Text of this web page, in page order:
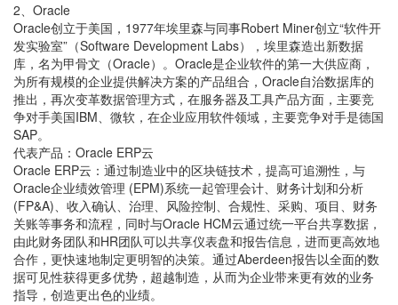
2、Oracle
Oracle创立于美国，1977年埃里森与同事Robert Miner创立“软件开
发实验室”（Software Development Labs），埃里森造出新数据
库，名为甲骨文（Oracle）。Oracle是企业软件的第一大供应商，
为所有规模的企业提供解决方案的产品组合，Oracle自治数据库的
推出，再次变革数据管理方式，在服务器及工具产品方面，主要竞
争对手美国IBM、微软，在企业应用软件领域，主要竞争对手是德国
SAP。
代表产品：Oracle ERP云
Oracle ERP云：通过制造业中的区块链技术，提高可追溯性，与
Oracle企业绩效管理 (EPM)系统一起管理会计、财务计划和分析
(FP&A)、收入确认、治理、风险控制、合规性、采购、项目、财务
关账等事务和流程，同时与Oracle HCM云通过统一平台共享数据，
由此财务团队和HR团队可以共享仪表盘和报告信息，进而更高效地
合作，更快速地制定更明智的决策。通过Aberdeen报告以全面的数
据可见性获得更多优势，超越制造，从而为企业带来更有效的业务
指导，创造更出色的业绩。